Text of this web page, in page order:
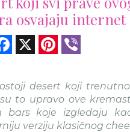
osvajaju internet
Facebook Pinterest
desert koji
to upravo ove
bars koje izgledaju
verziju klasičnog